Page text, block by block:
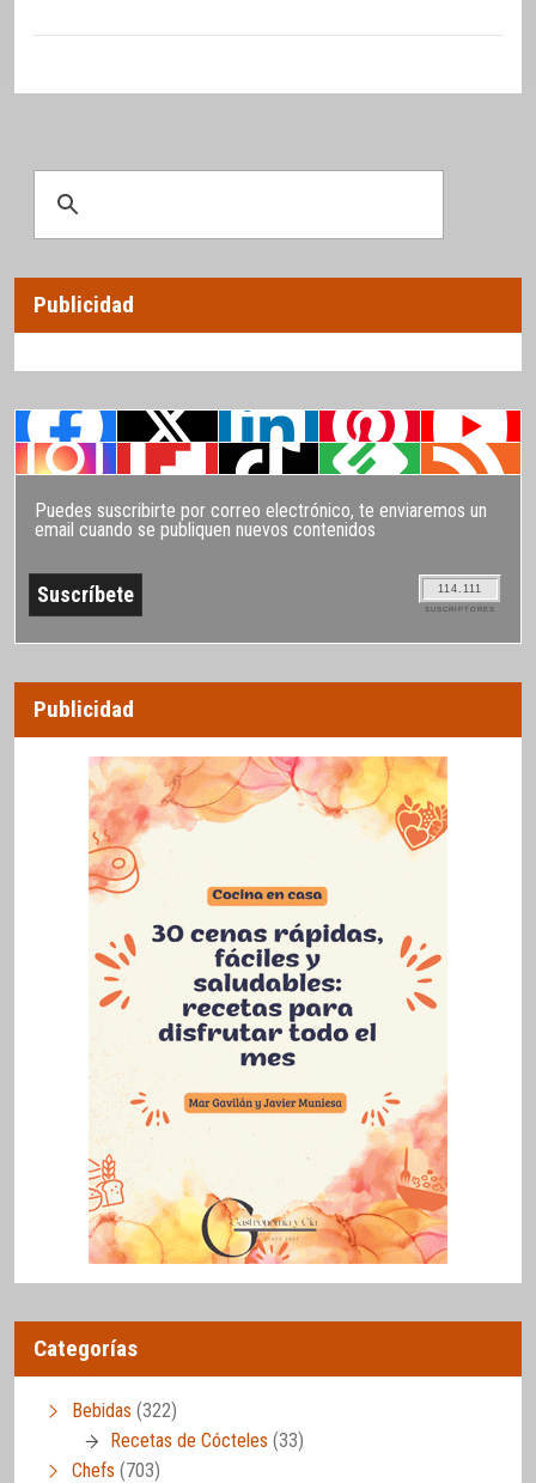
Publicidad
Puedes suscribirte por correo electrónico, te enviaremos un
email cuando se publiquen nuevos contenidos
114.111
SUSCRIPTORES
Publicidad
Categorías
Bebidas (322)
Recetas de Cócteles (33)
Chefs (703)